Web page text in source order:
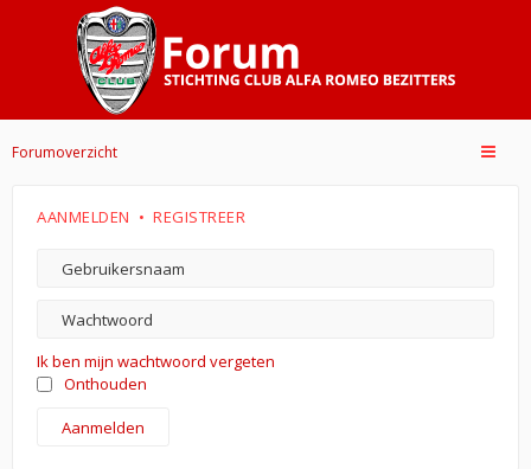
Forumoverzicht
AANMELDEN • REGISTREER
Ik ben mijn wachtwoord vergeten
Onthouden